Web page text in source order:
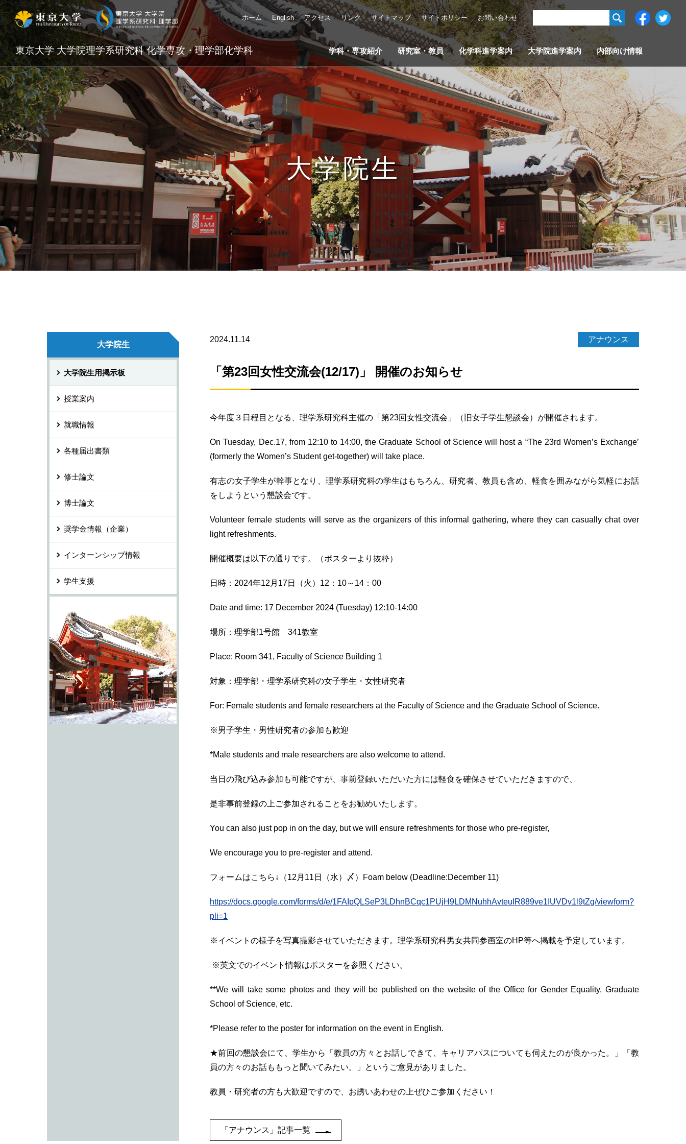
東京大学 大学院理学系研究科 化学専攻・理学部化学科 学科・専攻紹介 研究室・教員 化学科進学案内 大学院進学案内 内部向け情報
ホーム English アクセス リンク サイトマップ サイトポリシー お問い合わせ
大学院生
2024.11.14 アナウンス
「第23回女性交流会(12/17)」 開催のお知らせ
今年度３日程目となる、理学系研究科主催の「第23回女性交流会」（旧女子学生懇談会）が開催されます。
On Tuesday, Dec.17, from 12:10 to 14:00, the Graduate School of Science will host a “The 23rd Women’s Exchange’
(formerly the Women’s Student get-together) will take place.
有志の女子学生が幹事となり、理学系研究科の学生はもちろん、研究者、教員も含め、軽食を囲みながら気軽にお話
をしようという懇談会です。
Volunteer female students will serve as the organizers of this informal gathering, where they can casually chat over
light refreshments.
開催概要は以下の通りです。（ポスターより抜粋）
日時：2024年12月17日（火）12：10～14：00
Date and time: 17 December 2024 (Tuesday) 12:10-14:00
場所：理学部1号館 341教室
Place: Room 341, Faculty of Science Building 1
対象：理学部・理学系研究科の女子学生・女性研究者
For: Female students and female researchers at the Faculty of Science and the Graduate School of Science.
※男子学生・男性研究者の参加も歓迎
*Male students and male researchers are also welcome to attend.
当日の飛び込み参加も可能ですが、事前登録いただいた方には軽食を確保させていただきますので、
是非事前登録の上ご参加されることをお勧めいたします。
You can also just pop in on the day, but we will ensure refreshments for those who pre-register,
We encourage you to pre-register and attend.
フォームはこちら↓（12月11日（水）〆）Foam below (Deadline:December 11)
https://docs.google.com/forms/d/e/1FAIpQLSeP3LDhnBCqc1PUjH9LDMNuhhAvteuIR889ve1IUVDv1l9tZg/viewform?
pli=1
※イベントの様子を写真撮影させていただきます。理学系研究科男女共同参画室のHP等へ掲載を予定しています。
※英文でのイベント情報はポスターを参照ください。
**We will take some photos and they will be published on the website of the Office for Gender Equality, Graduate
School of Science, etc.
*Please refer to the poster for information on the event in English.
★前回の懇談会にて、学生から「教員の方々とお話しできて、キャリアパスについても伺えたのが良かった。」「教
員の方々のお話ももっと聞いてみたい。」というご意見がありました。
教員・研究者の方も大歓迎ですので、お誘いあわせの上ぜひご参加ください！
「アナウンス」記事一覧
大学院生
大学院生用掲示板
授業案内
就職情報
各種届出書類
修士論文
博士論文
奨学金情報（企業）
インターンシップ情報
学生支援